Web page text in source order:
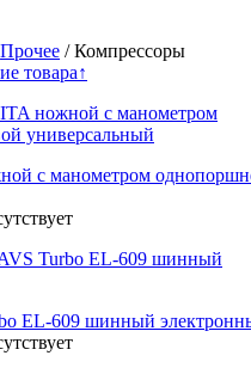
Прочее /Компрессоры
товара↑
с манометром
EL-609 шинный